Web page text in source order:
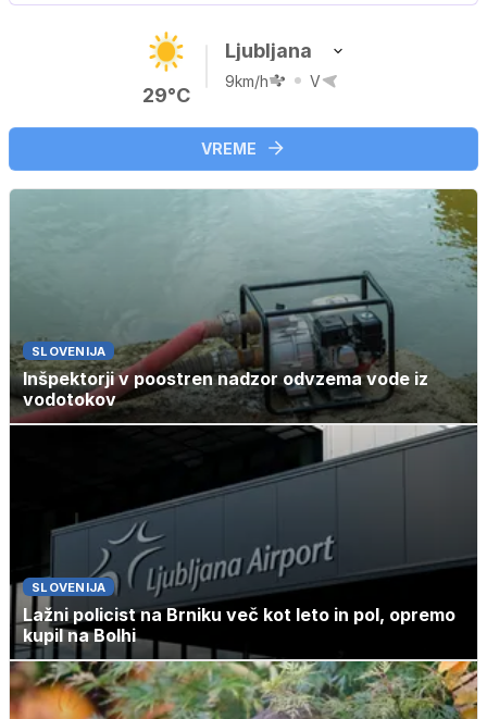
29°C
Ljubljana
9km/h V
VREME
SLOVENIJA
Inšpektorji v poostren nadzor odvzema vode iz
vodotokov
SLOVENIJA
Lažni policist na Brniku več kot leto in pol, opremo
kupil na Bolhi